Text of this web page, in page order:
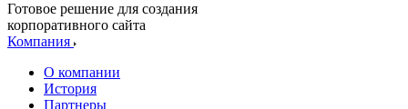
Готовое решение для создания
корпоративного сайта
Компания
О компании
История
Партнеры